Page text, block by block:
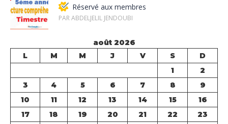
Réservé aux membres
PAR ABDELJELIL JENDOUBI
août 2026
L
M M J V S
D
1
2
3
4 5 6 7 8
9
10
11 12 13 14 15
16
17
18 19 20 21 22
23